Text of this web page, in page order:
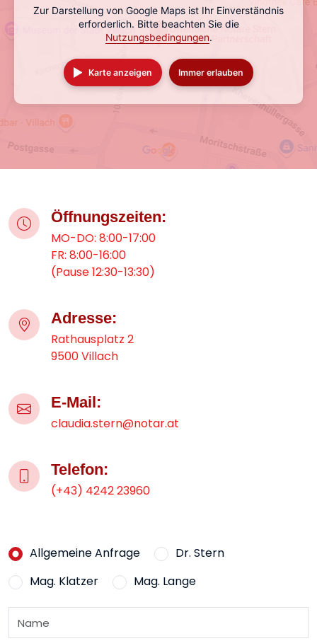
Zur Darstellung von Google Maps ist Ihr Einverständnis
erforderlich. Bitte beachten Sie die
Nutzungsbedingungen.
Karte anzeigen Immer erlauben
Öffnungszeiten:
MO-DO: 8:00-17:00
FR: 8:00-16:00
(Pause 12:30-13:30)
Adresse:
Rathausplatz 2
9500 Villach
E-Mail:
claudia.stern@notar.at
Telefon:
(+43) 4242 23960
Allgemeine Anfrage
Dr. Stern
Mag. Klatzer
Mag. Lange